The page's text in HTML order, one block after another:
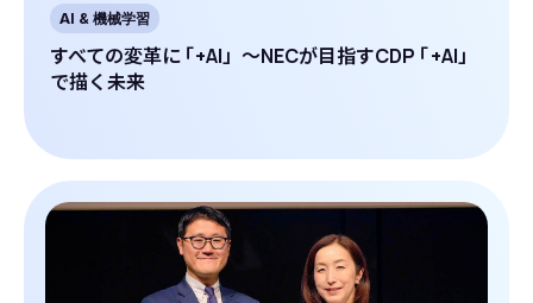
AI & 機械学習
すべての変革に 「+AI」～NECが目指すCDP 「+AI」
で描く未来